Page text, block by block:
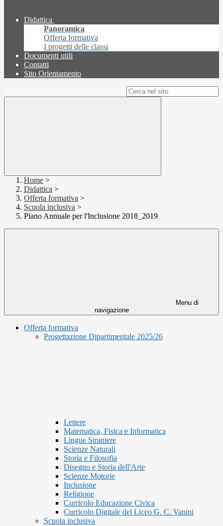
Didattica
Panoramica
Offerta formativa
I progetti delle classi
Documenti utili
Contatti
Sito Orientamento
Home >
Didattica >
Offerta formativa >
Scuola inclusiva >
Piano Annuale per l'Inclusione 2018_2019
Menu di
navigazione
Offerta formativa
Progettazione Dipartimentale 2025/26
Lettere
Matematica, Fisica e Informatica
Lingue Straniere
Scienze Naturali
Storia e Filosofia
Disegno e Storia dell'Arte
Scienze Motorie
Inclusione
Religione
Curricolo Educazione Civica
Curricolo Digitale del Liceo G. C. Vanini
Scuola inclusiva